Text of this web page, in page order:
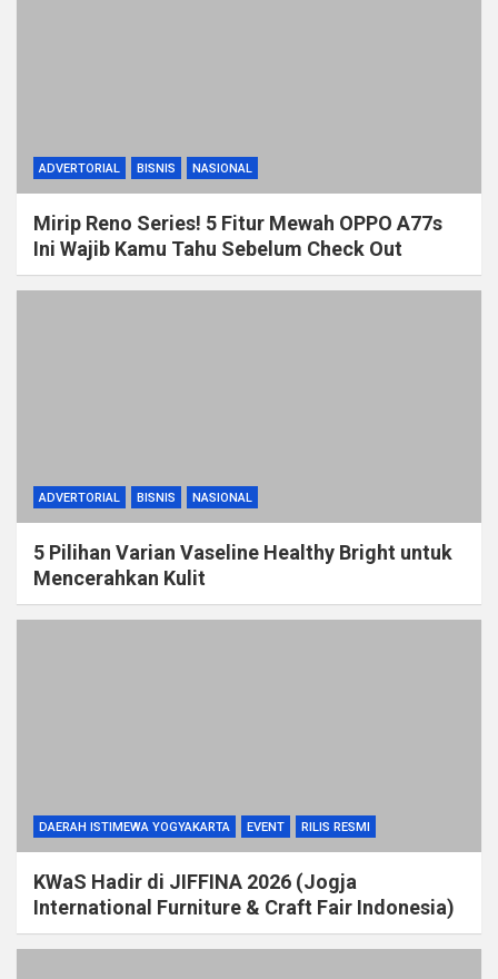
ADVERTORIAL BISNIS NASIONAL
Mirip Reno Series! 5 Fitur Mewah OPPO A77s
Ini Wajib Kamu Tahu Sebelum Check Out
ADVERTORIAL BISNIS NASIONAL
5 Pilihan Varian Vaseline Healthy Bright untuk
Mencerahkan Kulit
DAERAH ISTIMEWA YOGYAKARTA EVENT RILIS RESMI
KWaS Hadir di JIFFINA 2026 (Jogja
International Furniture & Craft Fair Indonesia)